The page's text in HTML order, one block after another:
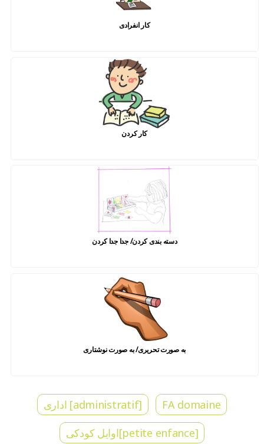
کار انفرادی
کار کردن
دسته بندی کردن/ جدا جدا کردن
به صورت تحریری/ به صورت نوشتاری
FA domaine
[administratif] اداری
[petite enfance]اوایل کودکی